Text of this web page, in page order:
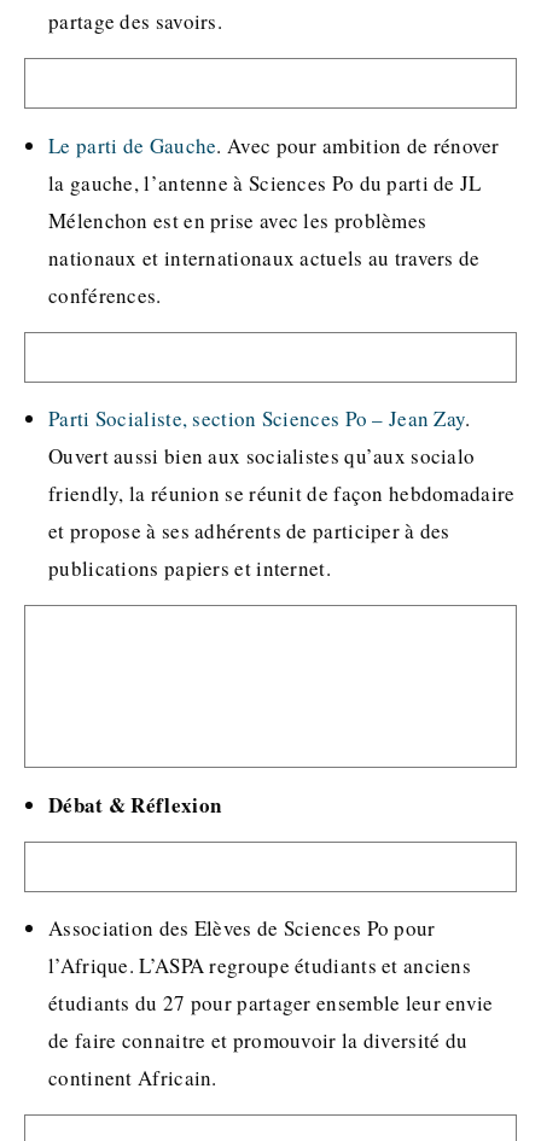
partage des savoirs.
Le parti de Gauche. Avec pour ambition de rénover
la gauche, l’antenne à Sciences Po du parti de JL
Mélenchon est en prise avec les problèmes
nationaux et internationaux actuels au travers de
conférences.
Parti Socialiste, section Sciences Po – Jean Zay.
Ouvert aussi bien aux socialistes qu’aux socialo
friendly, la réunion se réunit de façon hebdomadaire
et propose à ses adhérents de participer à des
publications papiers et internet.
Débat & Réflexion
Association des Elèves de Sciences Po pour
l’Afrique. L’ASPA regroupe étudiants et anciens
étudiants du 27 pour partager ensemble leur envie
de faire connaitre et promouvoir la diversité du
continent Africain.